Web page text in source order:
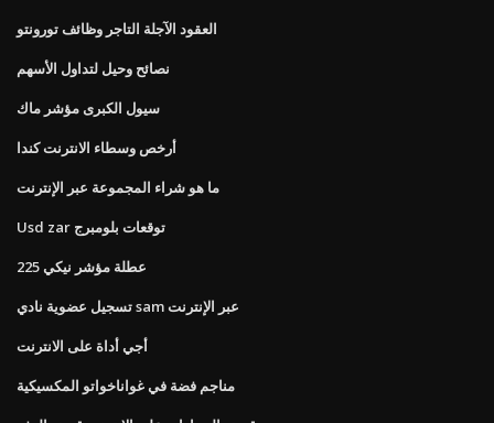
العقود الآجلة التاجر وظائف تورونتو
نصائح وحيل لتداول الأسهم
سيول الكبرى مؤشر ماك
أرخص وسطاء الانترنت كندا
ما هو شراء المجموعة عبر الإنترنت
Usd zar توقعات بلومبرج
عطلة مؤشر نيكي 225
تسجيل عضوية نادي sam عبر الإنترنت
أجي أداة على الانترنت
مناجم فضة في غواناخواتو المكسيكية